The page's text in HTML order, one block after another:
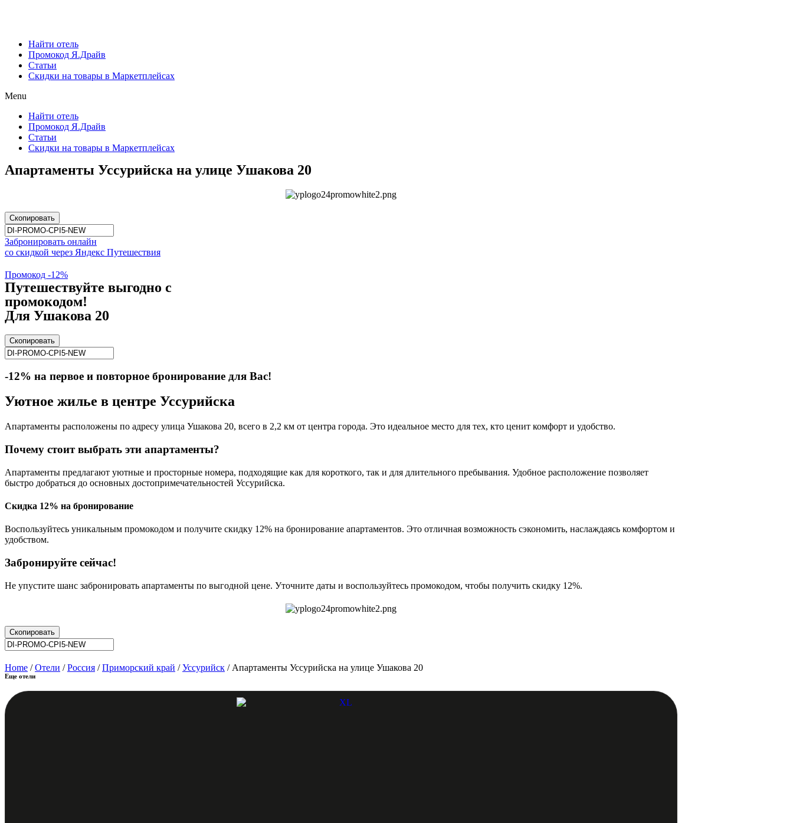
Найти отель
Промокод Я.Драйв
Статьи
Скидки на товары в Маркетплейсах
Menu
Найти отель
Промокод Я.Драйв
Статьи
Скидки на товары в Маркетплейсах
Апартаменты Уссурийска на улице Ушакова 20
Скопировать
Забронировать онлайн
со скидкой через Яндекс Путешествия
Промокод -12%
Путешествуйте выгодно с
промокодом!
Для Ушакова 20
Скопировать
-12% на первое и повторное бронирование для Вас!
Уютное жилье в центре Уссурийска
Апартаменты расположены по адресу улица Ушакова 20, всего в 2,2 км от центра города. Это идеальное место для тех, кто ценит комфорт и удобство.
Почему стоит выбрать эти апартаменты?
Апартаменты предлагают уютные и просторные номера, подходящие как для короткого, так и для длительного пребывания. Удобное расположение позволяет
быстро добраться до основных достопримечательностей Уссурийска.
Скидка 12% на бронирование
Воспользуйтесь уникальным промокодом и получите скидку 12% на бронирование апартаментов. Это отличная возможность сэкономить, наслаждаясь комфортом и
удобством.
Забронируйте сейчас!
Не упустите шанс забронировать апартаменты по выгодной цене. Уточните даты и воспользуйтесь промокодом, чтобы получить скидку 12%.
Скопировать
Home /Отели /Россия /Приморский край /Уссурийск / Апартаменты Уссурийска на улице Ушакова 20
Еще отели